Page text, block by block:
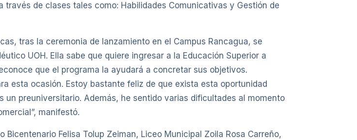
de clases tales como: Habilidades Comunicativas y Gestión de
tras la ceremonia de lanzamiento en el Campus Rancagua, se
UOH. Ella sabe que quiere ingresar a la Educación Superior a
que el programa la ayudará a concretar sus objetivos.
esta ocasión. Estoy bastante feliz de que exista esta oportunidad
preuniversitario. Además, he sentido varias dificultades al momento
manifestó.
Felisa Tolup Zeiman, Liceo Municipal Zoila Rosa Carreño,